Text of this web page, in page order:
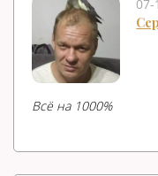
07-
Всë на 1000%